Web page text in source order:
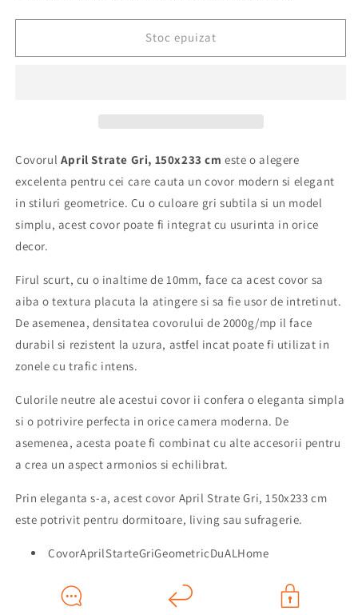
150x233
Geometric
150x233
Geometric
Stoc epuizat
Covorul April Strate Gri, 150x233 cm este o alegere
excelenta pentru cei care cauta un covor modern si elegant
in stiluri geometrice. Cu o culoare gri subtila si un model
simplu, acest covor poate fi integrat cu usurinta in orice
decor.
Firul scurt, cu o inaltime de 10mm, face ca acest covor sa
aiba o textura placuta la atingere si sa fie usor de intretinut.
De asemenea, densitatea covorului de 2000g/mp il face
durabil si rezistent la uzura, astfel incat poate fi utilizat in
zonele cu trafic intens.
Culorile neutre ale acestui covor ii confera o eleganta simpla
si o potrivire perfecta in orice camera moderna. De
asemenea, acesta poate fi combinat cu alte accesorii pentru
a crea un aspect armonios si echilibrat.
Prin eleganta s-a, acest covor April Strate Gri, 150x233 cm
este potrivit pentru dormitoare, living sau sufragerie.
CovorAprilStarteGriGeometricDuALHome